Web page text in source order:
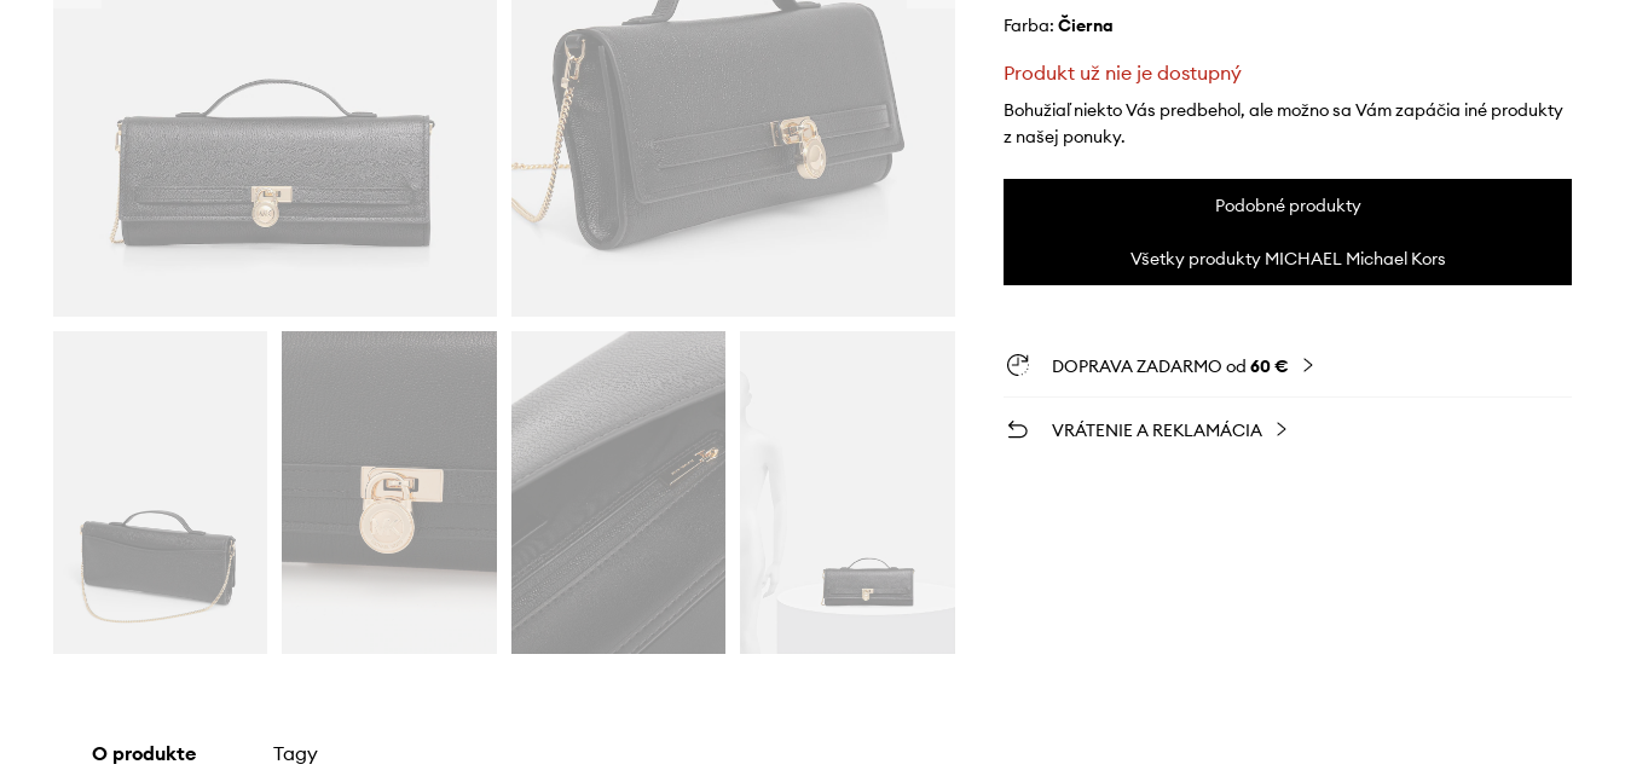
Farba: čierna
Produkt už nie je dostupný
Bohužiaľ niekto Vás predbehol, ale možno sa Vám zapáčia iné produkty
z našej ponuky.
Podobné produkty
Všetky produkty MICHAEL Michael Kors
DOPRAVA ZADARMO od 60 €
VRÁTENIE A REKLAMÁCIA
O produkte Tagy